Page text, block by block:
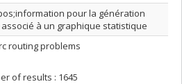
pour la génération
à un graphique statistique
routing problems
of results : 1645